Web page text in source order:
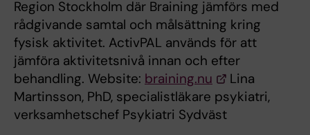
Region Stockholm där Braining jämförs med
rådgivande samtal och målsättning kring
fysisk aktivitet. ActivPAL används för att
jämföra aktivitetsnivå innan och efter
behandling. Website: braining.nu
Lina
Martinsson, PhD, specialistläkare psykiatri,
verksamhetschef Psykiatri Sydväst